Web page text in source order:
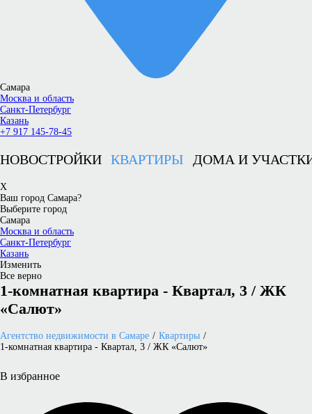
Самара
Москва и область
Санкт-Петербург
Казань
+7 917 145-78-45
НОВОСТРОЙКИ КВАРТИРЫ ДОМА И
X
Ваш город Самара?
Выберите город
Самара
Москва и область
Санкт-Петербург
Казань
Изменить
Все верно
1-комнатная квартира - Квартал, 3 / ЖК
«Салют»
Агентство недвижимости в Самаре
Квартиры
1-комнатная квартира - Квартал, 3 / ЖК «Салют»
В избранное